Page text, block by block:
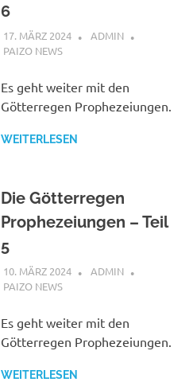
6
17. MÄRZ 2024
ADMIN
PAIZO NEWS
Es geht weiter mit den
Götterregen Prophezeiungen.
WEITERLESEN
Die Götterregen
Prophezeiungen – Teil
5
10. MÄRZ 2024
ADMIN
PAIZO NEWS
Es geht weiter mit den
Götterregen Prophezeiungen.
WEITERLESEN